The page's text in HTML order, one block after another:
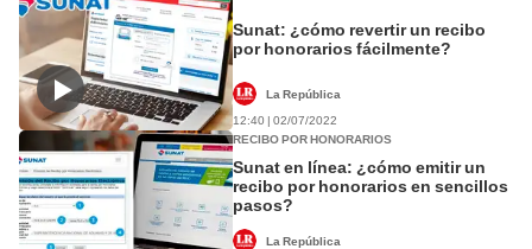
Sunat: ¿cómo revertir un recibo
por honorarios fácilmente?
La República
12:40 | 02/07/2022
RECIBO POR HONORARIOS
Sunat en línea: ¿cómo emitir un
recibo por honorarios en sencillos
pasos?
La República